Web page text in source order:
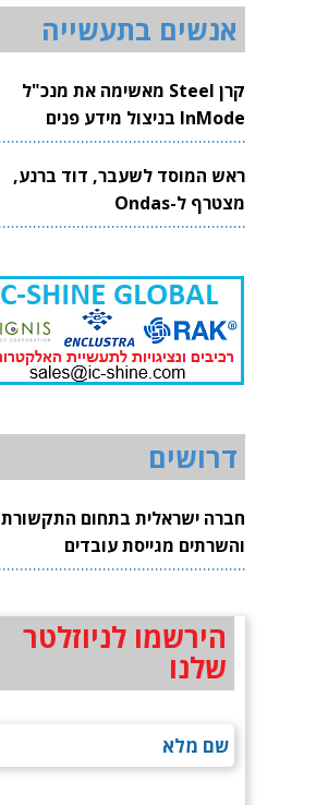
אנשים בתעשייה
קרן Steel מאשימה את מנכ"ל
InMode בניצול מידע פנים
ראש המוסד לשעבר, דוד ברנע,
מצטרף ל-Ondas
דרושים
חברה ישראלית בתחום התקשורת
והשרתים מגייסת עובדים
הירשמו לניוזלטר
שלנו